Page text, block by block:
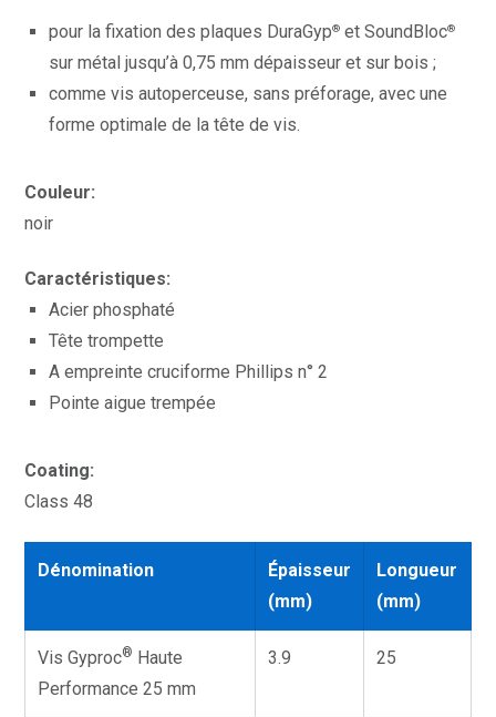
pour la fixation des plaques DuraGyp® et SoundBloc®
sur métal jusqu’à 0,75 mm dépaisseur et sur bois ;
comme vis autoperceuse, sans préforage, avec une
forme optimale de la tête de vis.
Couleur:
noir
Caractéristiques:
Acier phosphaté
Tête trompette
A empreinte cruciforme Phillips n° 2
Pointe aigue trempée
Coating:
Class 48
Dénomination
Épaisseur
(mm)
Longueur
(mm)
Vis Gyproc® Haute
Performance 25 mm
3.9 25